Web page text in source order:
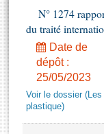
Projets de loi
Propositions de
Amendements
Textes adoptés
Rapports
Rapports
Juniors
Anciennes
Liens vers
Contacts et
Photos libres
N° 1274
du traité
Date de
dépôt :
25/05/2023
Voir le dossier
plastique)